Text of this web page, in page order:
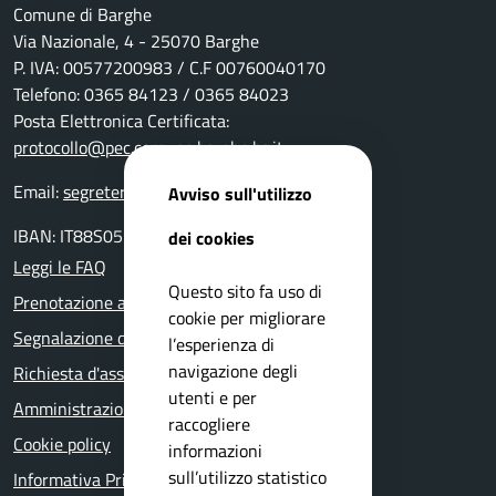
Comune di Barghe
Via Nazionale, 4 - 25070 Barghe
P. IVA: 00577200983 / C.F 00760040170
Telefono: 0365 84123 / 0365 84023
Posta Elettronica Certificata:
protocollo@pec.comune.barghe.bs.it
Email:segreteria@comune.barghe.bs.it
IBAN: IT88S0511655160000000004000
Leggi le FAQ
Prenotazione appuntamento
Segnalazione disservizio
Richiesta d'assistenza
Amministrazione trasparente
Cookie policy
Informativa Privacy
Avviso sull'utilizzo
dei cookies
Questo sito fa uso di
cookie per migliorare
l’esperienza di
navigazione degli
utenti e per
raccogliere
informazioni
sull’utilizzo statistico